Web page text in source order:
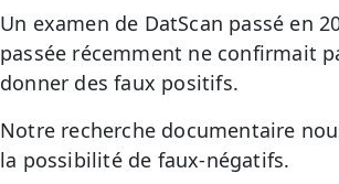
Un examen de DatScan passé en
passée récemment ne confirmait
donner des faux positifs.
Notre recherche documentaire
la possibilité de faux-négatifs.